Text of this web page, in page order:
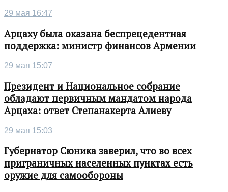
29 мая 16:47
Арцаху была оказана беспрецедентная
поддержка: министр финансов Армении
29 мая 15:07
Президент и Национальное собрание
обладают первичным мандатом народа
Арцаха: ответ Степанакерта Алиеву
29 мая 15:03
Губернатор Сюника заверил, что во всех
приграничных населенных пунктах есть
оружие для самообороны